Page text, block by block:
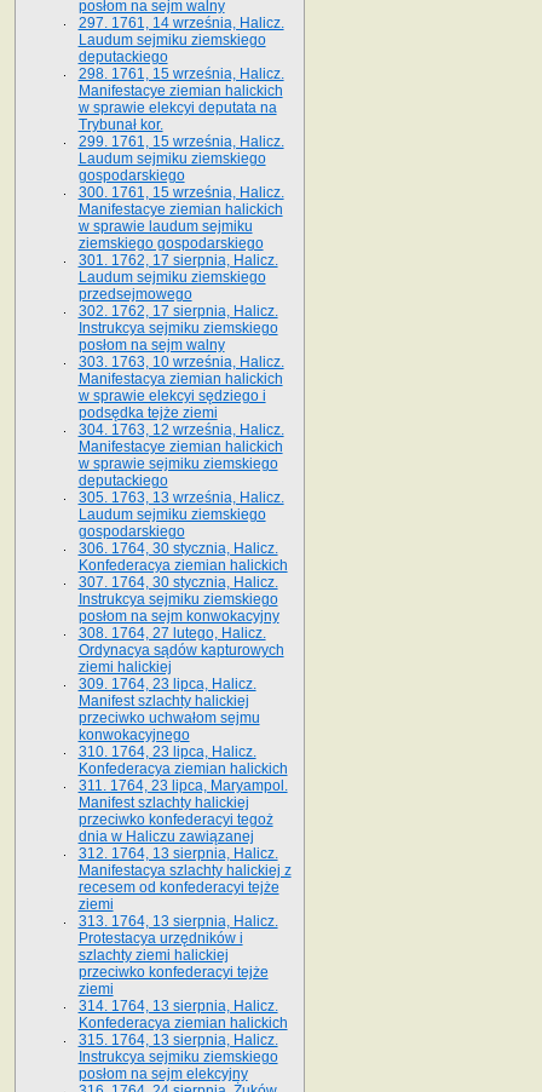
posłom na sejm walny
297. 1761, 14 września, Halicz.
Laudum sejmiku ziemskiego
deputackiego
298. 1761, 15 września, Halicz.
Manifestacye ziemian halickich
w sprawie elekcyi deputata na
Trybunał kor.
299. 1761, 15 września, Halicz.
Laudum sejmiku ziemskiego
gospodarskiego
300. 1761, 15 września, Halicz.
Manifestacye ziemian halickich
w sprawie laudum sejmiku
ziemskiego gospodarskiego
301. 1762, 17 sierpnia, Halicz.
Laudum sejmiku ziemskiego
przedsejmowego
302. 1762, 17 sierpnia, Halicz.
Instrukcya sejmiku ziemskiego
posłom na sejm walny
303. 1763, 10 września, Halicz.
Manifestacya ziemian halickich
w sprawie elekcyi sędziego i
podsędka tejże ziemi
304. 1763, 12 września, Halicz.
Manifestacye ziemian halickich
w sprawie sejmiku ziemskiego
deputackiego
305. 1763, 13 września, Halicz.
Laudum sejmiku ziemskiego
gospodarskiego
306. 1764, 30 stycznia, Halicz.
Konfederacya ziemian halickich
307. 1764, 30 stycznia, Halicz.
Instrukcya sejmiku ziemskiego
posłom na sejm konwokacyjny
308. 1764, 27 lutego, Halicz.
Ordynacya sądów kapturowych
ziemi halickiej
309. 1764, 23 lipca, Halicz.
Manifest szlachty halickiej
przeciwko uchwałom sejmu
konwokacyjnego
310. 1764, 23 lipca, Halicz.
Konfederacya ziemian halickich
311. 1764, 23 lipca, Maryampol.
Manifest szlachty halickiej
przeciwko konfederacyi tegoż
dnia w Haliczu zawiązanej
312. 1764, 13 sierpnia, Halicz.
Manifestacya szlachty halickiej z
recesem od konfederacyi tejże
ziemi
313. 1764, 13 sierpnia, Halicz.
Protestacya urzędników i
szlachty ziemi halickiej
przeciwko konfederacyi tejże
ziemi
314. 1764, 13 sierpnia, Halicz.
Konfederacya ziemian halickich
315. 1764, 13 sierpnia, Halicz.
Instrukcya sejmiku ziemskiego
posłom na sejm elekcyjny